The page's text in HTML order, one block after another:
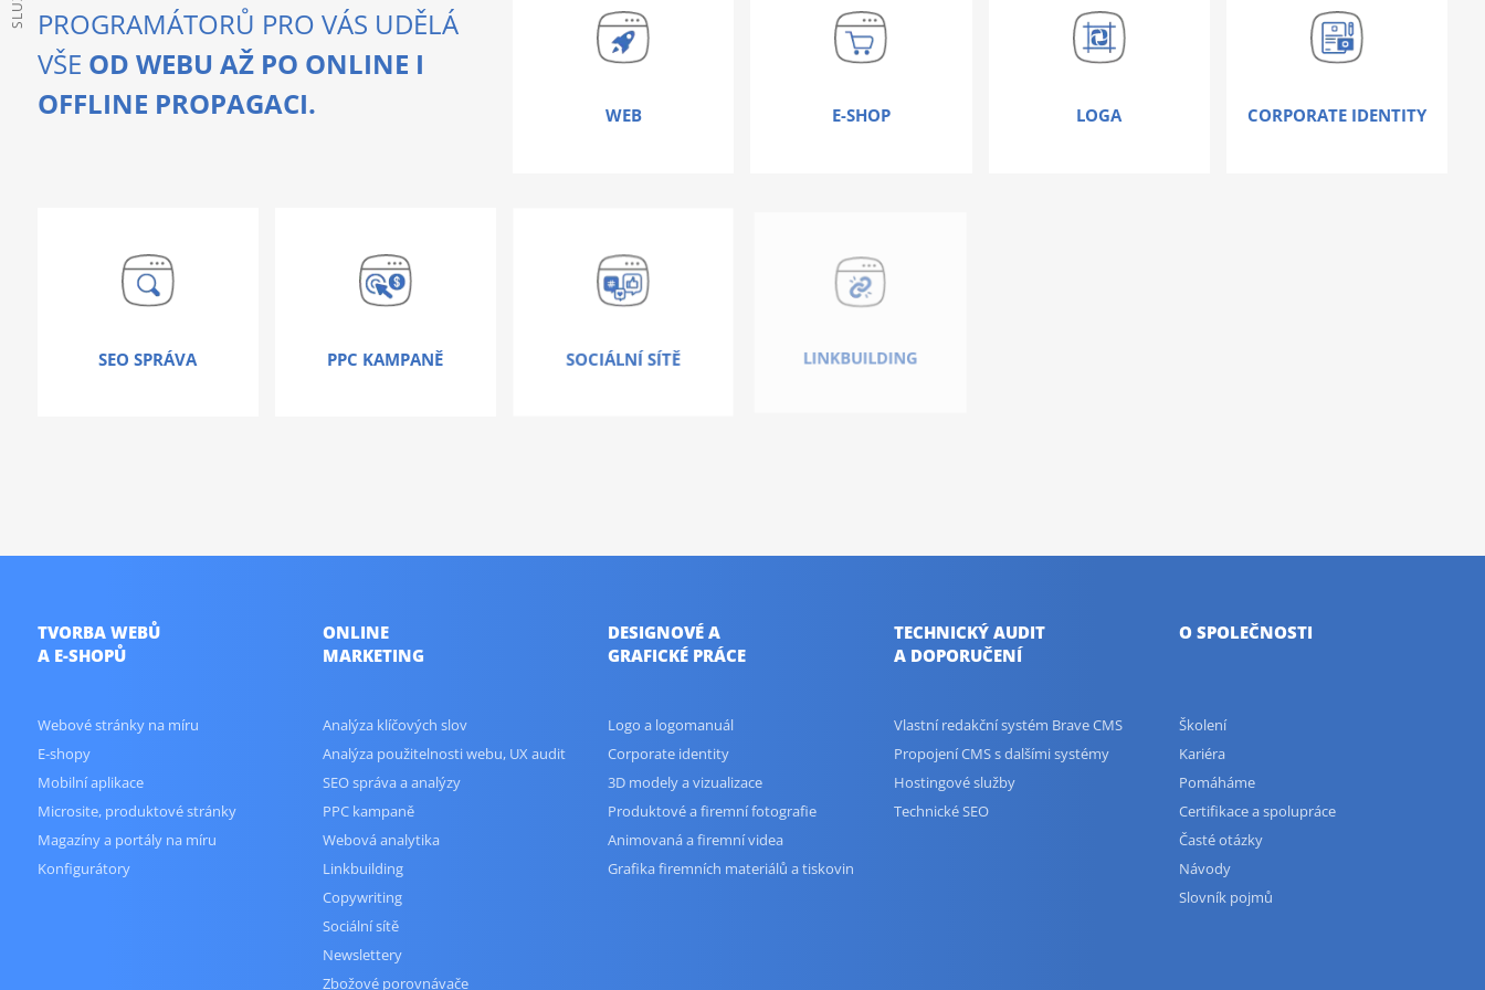
PROGRAMÁTORŮ PRO VÁS UDĚLÁ
VŠE OD WEBU AŽ PO ONLINE I
OFFLINE PROPAGACI.
WEB E-SHOP LOGA CORPORATE IDENTITY
SEO SPRÁVA PPC KAMPANĚ SOCIÁLNÍ SÍTĚ LINKBUILDING
TVORBA WEBŮ
A E-SHOPŮ
Webové stránky na míru
E-shopy
Mobilní aplikace
Microsite, produktové stránky
Magazíny a portály na míru
Konfigurátory
ONLINE
MARKETING
Analýza klíčových slov
Analýza použitelnosti webu, UX audit
SEO správa a analýzy
PPC kampaně
Webová analytika
Linkbuilding
Copywriting
Sociální sítě
Newslettery
Zbožové porovnávače
DESIGNOVÉ A
GRAFICKÉ PRÁCE
Logo a logomanuál
Corporate identity
3D modely a vizualizace
Produktové a firemní fotografie
Animovaná a firemní videa
Grafika firemních materiálů a tiskovin
TECHNICKÝ AUDIT
A DOPORUČENÍ
Vlastní redakční systém Brave CMS
Propojení CMS s dalšími systémy
Hostingové služby
Technické SEO
O SPOLEČNOSTI
Školení
Kariéra
Pomáháme
Certifikace a spolupráce
Časté otázky
Návody
Slovník pojmů